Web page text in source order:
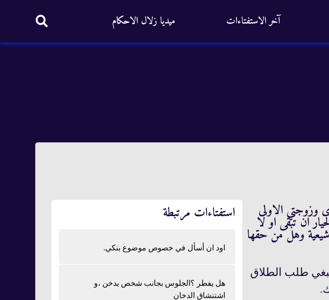
آخر الاستفتاءات ميديا زلال الاحكام
وزوجتي الاولى
ان تبقى او لا
شيعية وهل من حقها
طلب الطلاق
استفتاءات مرتبطة
اود ان أسأل في خصوص موضوع بنكي.
هل يفطر ؟الجلوس بجانب شخص يدخن ،و
اشتنشاق الدخان